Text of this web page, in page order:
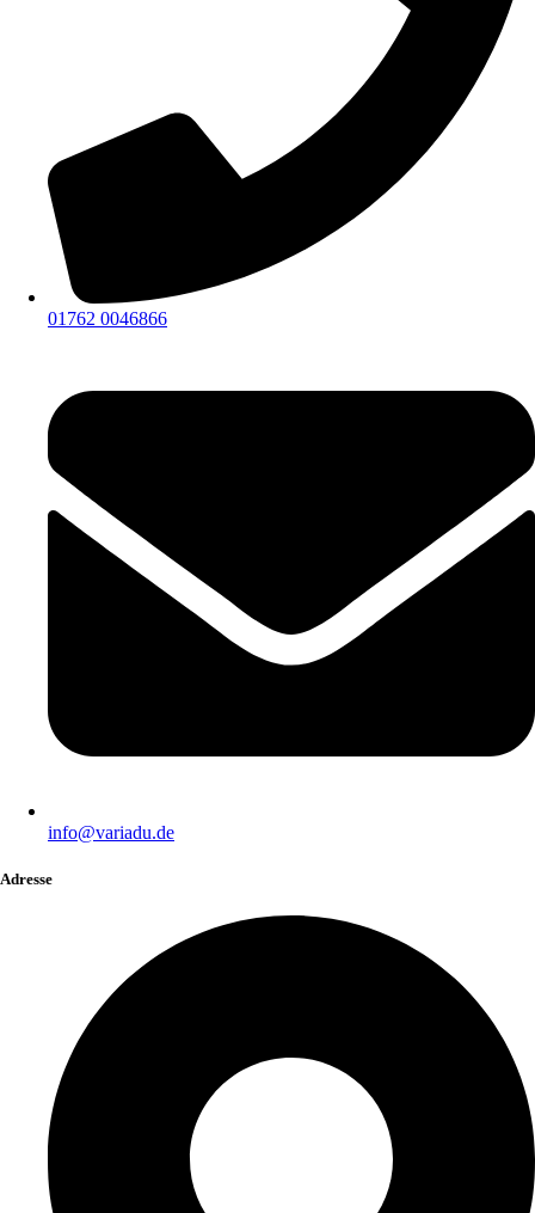
01762 0046866
info@variadu.de
Adresse